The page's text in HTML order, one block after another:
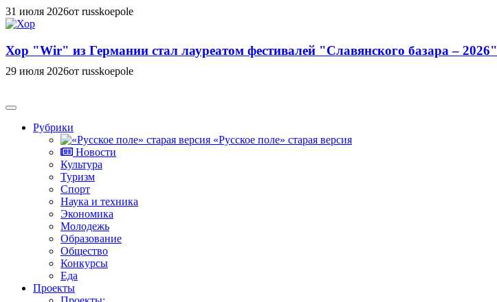
31 июля 2026от russkoepole
Хор "Wir" из Германии стал лауреатом фестивалей "Славянского базара – 2026"
29 июля 2026от russkoepole
Рубрики
«Русское поле» старая версия
Новости
Культура
Туризм
Спорт
Наука и техника
Экономика
Молодежь
Образование
Общество
Конкурсы
Еда
Проекты